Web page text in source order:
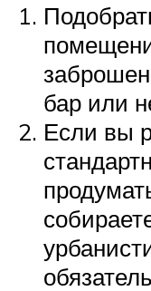
бар или
Если вы